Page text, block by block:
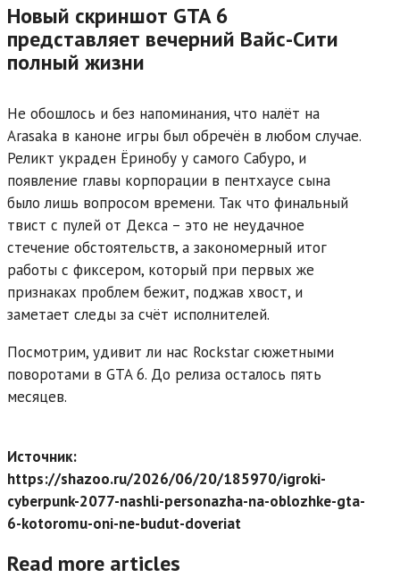
Новый скриншот GTA 6
представляет вечерний Вайс-Сити
полный жизни
Не обошлось и без напоминания, что налёт на
Arasaka в каноне игры был обречён в любом случае.
Реликт украден Ёринобу у самого Сабуро, и
появление главы корпорации в пентхаусе сына
было лишь вопросом времени. Так что финальный
твист с пулей от Декса – это не неудачное
стечение обстоятельств, а закономерный итог
работы с фиксером, который при первых же
признаках проблем бежит, поджав хвост, и
заметает следы за счёт исполнителей.
Посмотрим, удивит ли нас Rockstar сюжетными
поворотами в GTA 6. До релиза осталось пять
месяцев.
Источник:
https://shazoo.ru/2026/06/20/185970/igroki-
cyberpunk-2077-nashli-personazha-na-oblozhke-gta-
6-kotoromu-oni-ne-budut-doveriat
Read more articles